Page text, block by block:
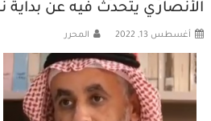
الأنصاري يتحدث فيه عن بداية
أغسطس 13, 2022 المحرر